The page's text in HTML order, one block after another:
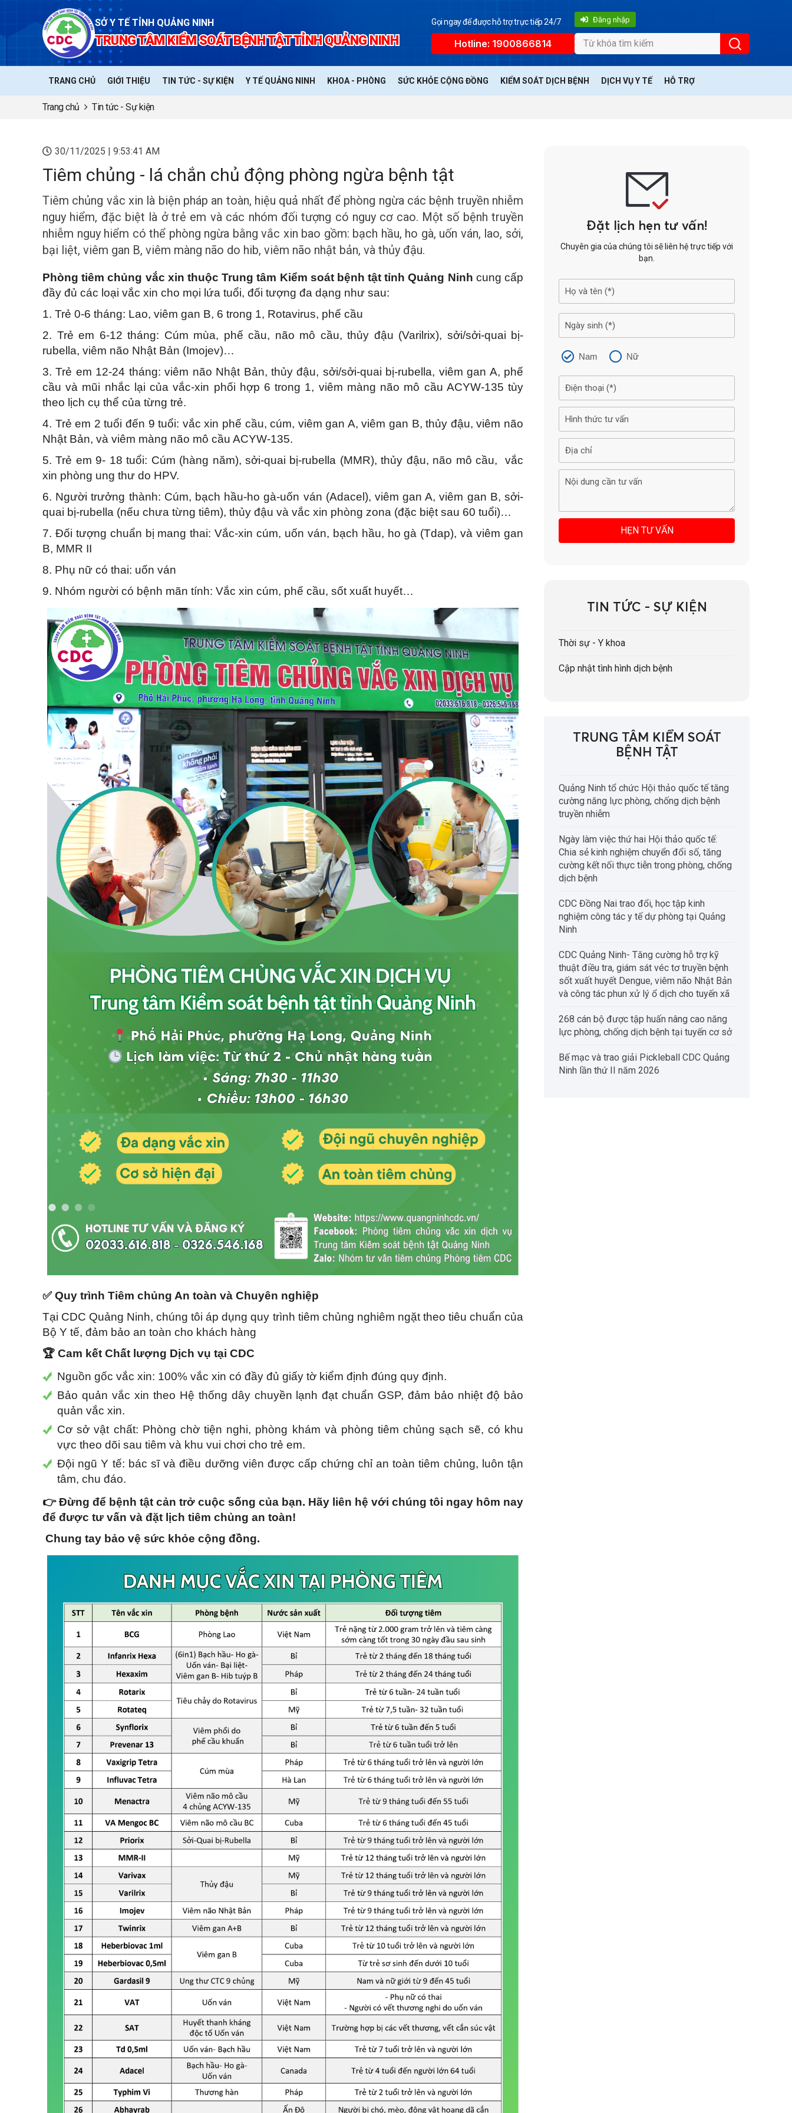
SỞ Y TẾ TỈNH QUẢNG NINH
TRUNG TÂM KIỂM SOÁT BỆNH TẬT TỈNH QUẢNG NINH
Gọi ngay để được hỗ trợ trực tiếp 24/7
Hotline: 1900866814
Đăng nhập
TRANG CHỦ GIỚI THIỆU TIN TỨC - SỰ KIỆN Y TẾ QUẢNG NINH KHOA - PHÒNG SỨC KHỎE CỘNG ĐỒNG KIỂM SOÁT DỊCH BỆNH DỊCH VỤ Y TẾ HỖ TRỢ
Trang chủ Tin tức - Sự kiện
30/11/2025 | 9:53:41 AM
Tiêm chủng - lá chắn chủ động phòng ngừa bệnh tật
​​​​​​​Tiêm chủng vắc xin là biện pháp an toàn, hiệu quả nhất để phòng ngừa các bệnh truyền nhiễm
nguy hiểm, đặc biệt là ở trẻ em và các nhóm đối tượng có nguy cơ cao. Một số bệnh truyền
nhiễm nguy hiểm có thể phòng ngừa bằng vắc xin bao gồm: bạch hầu, ho gà, uốn ván, lao, sởi,
bại liệt, viêm gan B, viêm màng não do hib, viêm não nhật bản, và thủy đậu.
Phòng tiêm chủng vắc xin thuộc Trung tâm Kiểm soát bệnh tật tỉnh Quảng Ninh cung cấp
đầy đủ các loại vắc xin cho mọi lứa tuổi, đối tượng đa dạng như sau:
1. Trẻ 0-6 tháng: Lao, viêm gan B, 6 trong 1, Rotavirus, phế cầu
2. Trẻ em 6-12 tháng: Cúm mùa, phế cầu, não mô cầu, thủy đậu (Varilrix), sởi/sởi-quai bị-
rubella, viêm não Nhật Bản (Imojev)…
3. Trẻ em 12-24 tháng: viêm não Nhật Bản, thủy đậu, sởi/sởi-quai bị-rubella, viêm gan A, phế
cầu và mũi nhắc lại của vắc-xin phối hợp 6 trong 1, viêm màng não mô cầu ACYW-135 tùy
theo lịch cụ thể của từng trẻ.
4. Trẻ em 2 tuổi đến 9 tuổi: vắc xin phế cầu, cúm, viêm gan A, viêm gan B, thủy đậu, viêm não
Nhật Bản, và viêm màng não mô cầu ACYW-135.
5. Trẻ em 9- 18 tuổi: Cúm (hàng năm), sởi-quai bị-rubella (MMR), thủy đậu, não mô cầu, vắc
xin phòng ung thư do HPV.
6. Người trưởng thành: Cúm, bạch hầu-ho gà-uốn ván (Adacel), viêm gan A, viêm gan B, sởi-
quai bị-rubella (nếu chưa từng tiêm), thủy đậu và vắc xin phòng zona (đặc biệt sau 60 tuổi)…
7. Đối tượng chuẩn bị mang thai: Vắc-xin cúm, uốn ván, bạch hầu, ho gà (Tdap), và viêm gan
B, MMR II
8. Phụ nữ có thai: uốn ván
9. Nhóm người có bệnh mãn tính: Vắc xin cúm, phế cầu, sốt xuất huyết…
✅ Quy trình Tiêm chủng An toàn và Chuyên nghiệp
Tại CDC Quảng Ninh, chúng tôi áp dụng quy trình tiêm chủng nghiêm ngặt theo tiêu chuẩn của
Bộ Y tế, đảm bảo an toàn cho khách hàng
🏆 Cam kết Chất lượng Dịch vụ tại CDC
Nguồn gốc vắc xin: 100% vắc xin có đầy đủ giấy tờ kiểm định đúng quy định.
Bảo quản vắc xin theo Hệ thống dây chuyền lạnh đạt chuẩn GSP, đảm bảo nhiệt độ bảo
quản vắc xin.
Cơ sở vật chất: Phòng chờ tiện nghi, phòng khám và phòng tiêm chủng sạch sẽ, có khu
vực theo dõi sau tiêm và khu vui chơi cho trẻ em.
Đội ngũ Y tế: bác sĩ và điều dưỡng viên được cấp chứng chỉ an toàn tiêm chủng, luôn tận
tâm, chu đáo.
👉Đừng để bệnh tật cản trở cuộc sống của bạn. Hãy liên hệ với chúng tôi ngay hôm nay
để được tư vấn và đặt lịch tiêm chủng an toàn!
Chung tay bảo vệ sức khỏe cộng đồng.
Đặt lịch hẹn tư vấn!
Chuyên gia của chúng tôi sẽ liên hệ trực tiếp với
bạn.
Nam Nữ
TIN TỨC - SỰ KIỆN
Thời sự - Y khoa
Cập nhật tình hình dịch bệnh
TRUNG TÂM KIỂM SOÁT
BỆNH TẬT
Quảng Ninh tổ chức Hội thảo quốc tế tăng
cường năng lực phòng, chống dịch bệnh
truyền nhiễm
Ngày làm việc thứ hai Hội thảo quốc tế:
Chia sẻ kinh nghiệm chuyển đổi số, tăng
cường kết nối thực tiễn trong phòng, chống
dịch bệnh
CDC Đồng Nai trao đổi, học tập kinh
nghiệm công tác y tế dự phòng tại Quảng
Ninh
CDC Quảng Ninh- Tăng cường hỗ trợ kỹ
thuật điều tra, giám sát véc tơ truyền bệnh
sốt xuất huyết Dengue, viêm não Nhật Bản
và công tác phun xử lý ổ dịch cho tuyến xã
268 cán bộ được tập huấn nâng cao năng
lực phòng, chống dịch bệnh tại tuyến cơ sở
Bế mạc và trao giải Pickleball CDC Quảng
Ninh lần thứ II năm 2026